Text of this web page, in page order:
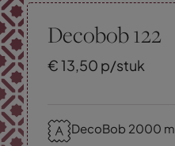
Decobob 122
€13,50 p/stuk
DecoBob 2000 m